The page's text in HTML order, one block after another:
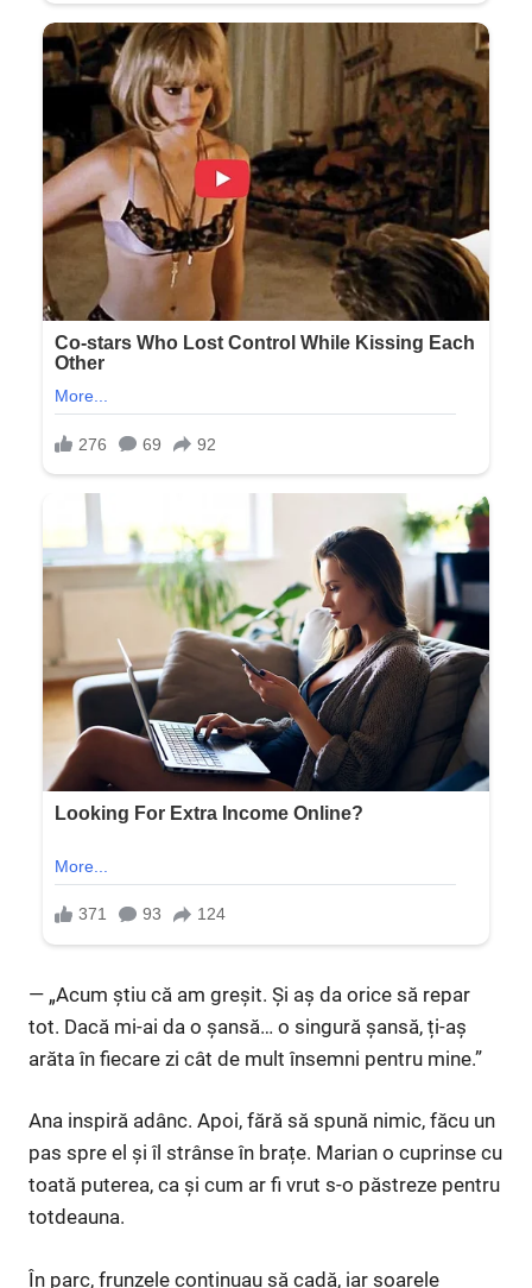
— „Acum știu că am greșit. Și aș da orice să repar
tot. Dacă mi-ai da o șansă… o singură șansă, ți-aș
arăta în fiecare zi cât de mult însemni pentru mine.”
Ana inspiră adânc. Apoi, fără să spună nimic, făcu un
pas spre el și îl strânse în brațe. Marian o cuprinse cu
toată puterea, ca și cum ar fi vrut s-o păstreze pentru
totdeauna.
În parc, frunzele continuau să cadă, iar soarele